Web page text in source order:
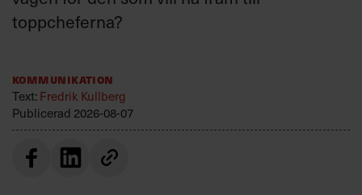
toppcheferna?
Kommunikation
Text:Fredrik Kullberg
Publicerad 2026-08-07